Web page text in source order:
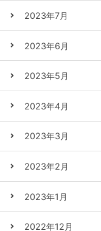
2023年7月
2023年6月
2023年5月
2023年4月
2023年3月
2023年2月
2023年1月
2022年12月